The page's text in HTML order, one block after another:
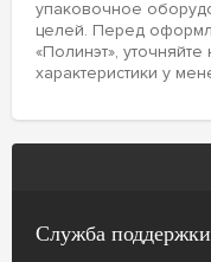
упаковочное
целей. Перед
«Полинэт»,
характеристики у
Служба поддержки